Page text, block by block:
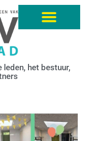
leden, het bestuur,